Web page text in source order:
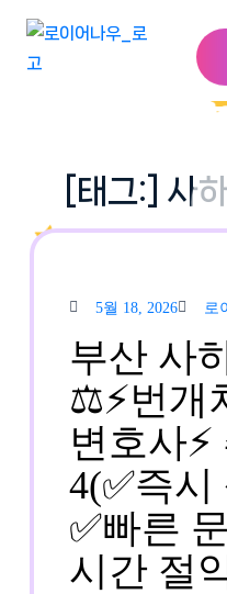
Skip
to
[태그:] 사
5월 18, 2026
5월
18,
2026
로
로
어
부산 사
⚖️⚡번개
변호사
4(✅즉
✅빠른
시간 절